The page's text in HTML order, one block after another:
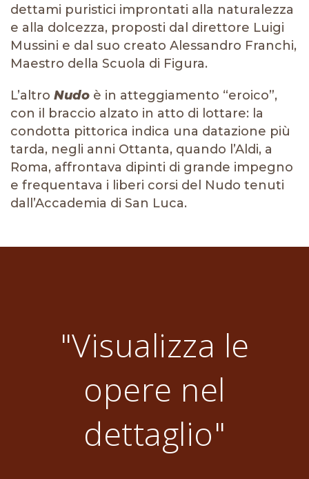
dettami puristici improntati alla naturalezza
e alla dolcezza, proposti dal direttore Luigi
Mussini e dal suo creato Alessandro Franchi,
Maestro della Scuola di Figura.
L’altro Nudo è in atteggiamento “eroico”,
con il braccio alzato in atto di lottare: la
condotta pittorica indica una datazione più
tarda, negli anni Ottanta, quando l’Aldi, a
Roma, affrontava dipinti di grande impegno
e frequentava i liberi corsi del Nudo tenuti
dall’Accademia di San Luca.
"Visualizza le
opere nel
dettaglio"